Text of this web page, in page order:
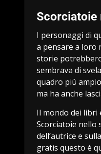
Scorciatoie
I personaggi di
a pensare a loro
storie
sembrava di
quadro più
ma ha anche
Il mondo dei libri
Scorciatoie nello
dell’autrice e
gratis questo è